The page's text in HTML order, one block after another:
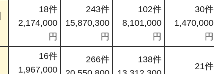
18件
2,174,000
円
243件
15,870,300
円
102件
8,101,000
円
30件
1,470,000
円
16件
1,967,000
266件
138件
21件